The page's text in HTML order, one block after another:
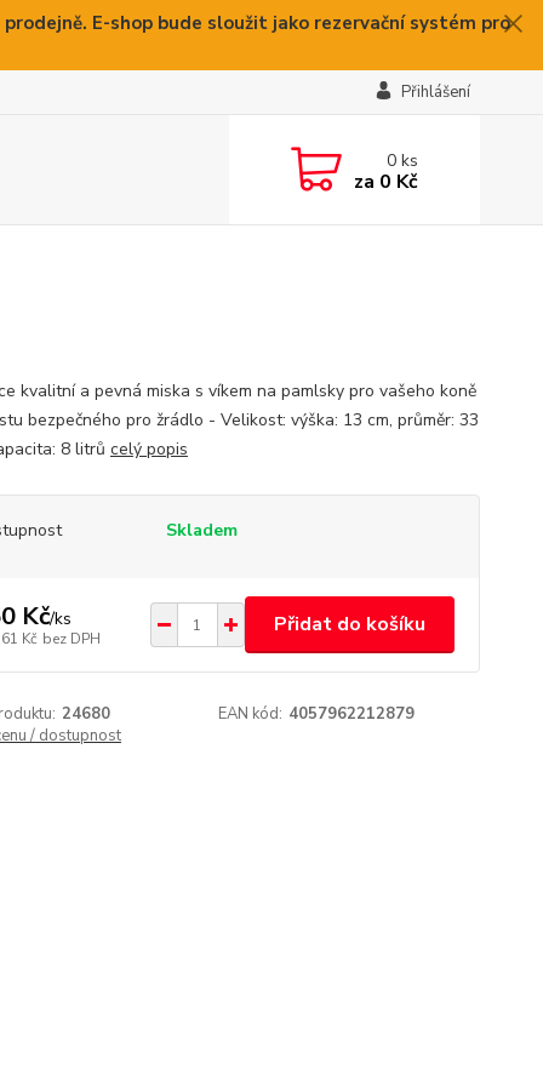
E-shop bude sloužit jako rezervační systém pro
Přihlášení
0ks
za 0 Kč
kvalitní a pevná miska s víkem na pamlsky pro vašeho koně
bezpečného pro žrádlo - Velikost: výška: 13 cm, průměr: 33
8 litrů celý popis
Skladem
Kč/ks
Kč bez DPH
Přidat do košíku
24680 EAN kód: 4057962212879
/ dostupnost